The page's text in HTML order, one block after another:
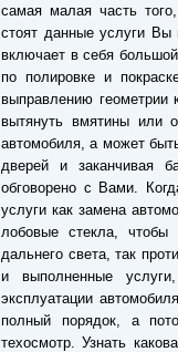
самая малая часть
стоят данные услуги Вы
включает в себя
по полировке и
выправлению геометрии
вытянуть вмятины или
автомобиля, а может
дверей и заканчивая
обговорено с Вами.
услуги как замена
лобовые стекла,
дальнего света, так
и выполненные
эксплуатации
полный порядок, а
техосмотр. Узнать